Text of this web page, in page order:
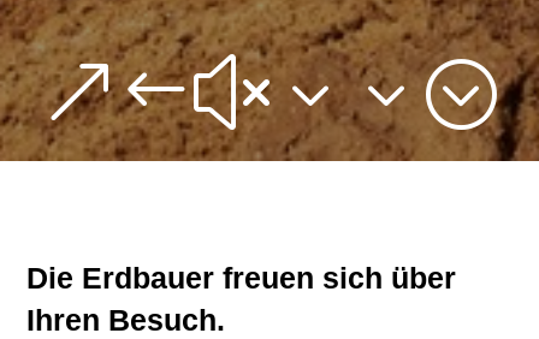
&#x33;
Die Erdbauer freuen sich über
Ihren Besuch.